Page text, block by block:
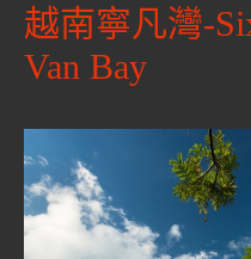
越南寧凡灣-
Van Bay